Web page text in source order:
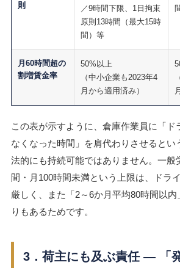
則
／9時間下限、1日拘束
原則13時間（最大15時
間）等
月60時間超の
割増賃金率
50%以上
（中小企業も2023年4
月から適用済み）
この表が示すように、倉庫作業員に「ド
なくなった時間」を肩代わりさせるとい
法的にも持続可能ではありません。一般
間・月100時間未満という上限は、ドラ
厳しく、また「2～6か月平均80時間以
りもあるためです。
3．荷主にも及ぶ責任 ― 「